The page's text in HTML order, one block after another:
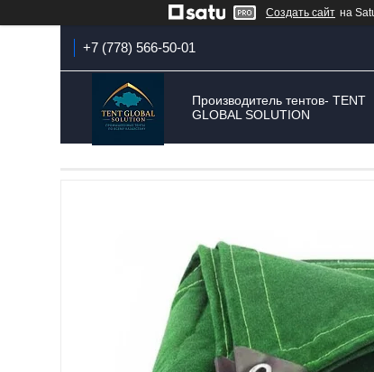
Создать сайт на
+7 (778) 566-50-01
Производитель тентов- TENT
GLOBAL SOLUTION